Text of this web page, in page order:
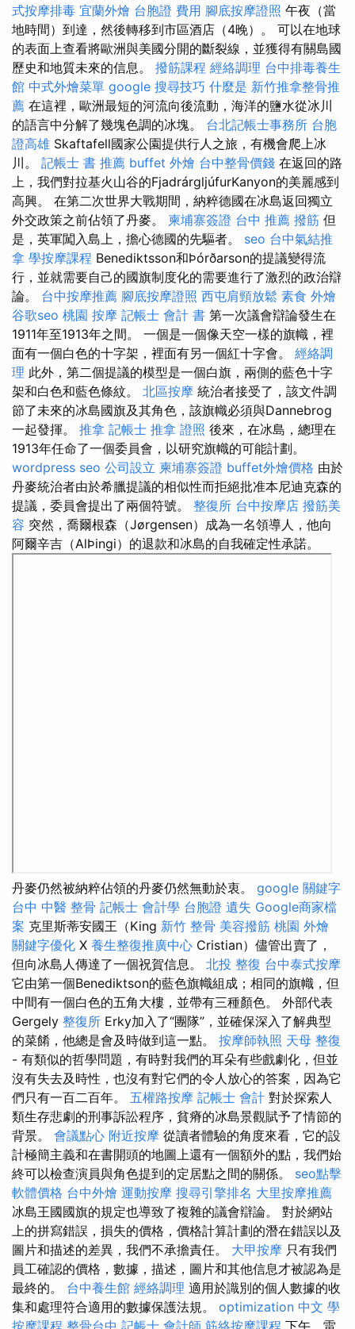
式按摩排毒 宜蘭外燴 台胞證 費用 腳底按摩證照 午夜（當
地時間）到達，然後轉移到市區酒店（4晚）。 可以在地球
的表面上查看將歐洲與美國分開的斷裂線，並獲得有關島國
歷史和地質未來的信息。 撥筋課程 經絡調理 台中排毒養生
館 中式外燴菜單 google 搜尋技巧 什麼是 新竹推拿整骨推
薦 在這裡，歐洲最短的河流向後流動，海洋的鹽水從冰川
的語言中分解了幾塊色調的冰塊。 台北記帳士事務所 台胞
證高雄 Skaftafell國家公園提供行人之旅，有機會爬上冰
川。 記帳士 書 推薦 buffet 外燴 台中整骨價錢 在返回的路
上，我們對拉基火山谷的FjadrárgljúfurKanyon的美麗感到
高興。 在第二次世界大戰期間，納粹德國在冰島返回獨立
外交政策之前佔領了丹麥。 柬埔寨簽證 台中 推薦 撥筋 但
是，英軍闖入島上，擔心德國的先驅者。 seo 台中氣結推
拿 學按摩課程 Benediktsson和Þórðarson的提議變得流
行，並就需要自己的國旗制度化的需要進行了激烈的政治辯
論。 台中按摩推薦 腳底按摩證照 西屯肩頸放鬆 素食 外燴
谷歌seo 桃園 按摩 記帳士 會計 書 第一次議會辯論發生在
1911年至1913年之間。 一個是一個像天空一樣的旗幟，裡
面有一個白色的十字架，裡面有另一個紅十字會。 經絡調
理 此外，第二個提議的模型是一個白旗，兩側的藍色十字
架和白色和藍色條紋。 北區按摩 統治者接受了，該文件調
節了未來的冰島國旗及其角色，該旗幟必須與Dannebrog
一起發揮。 推拿 記帳士 推拿 證照 後來，在冰島，總理在
1913年任命了一個委員會，以研究旗幟的可能計劃。
wordpress seo 公司設立 柬埔寨簽證 buffet外燴價格 由於
丹麥統治者由於希臘提議的相似性而拒絕批准本尼迪克森的
提議，委員會提出了兩個符號。 整復所 台中按摩店 撥筋美
容 突然，喬爾根森（Jørgensen）成為一名領導人，他向
阿爾辛吉（AlÞingi）的退款和冰島的自我確定性承諾。
丹麥仍然被納粹佔領的丹麥仍然無動於衷。 google 關鍵字
台中 中醫 整骨 記帳士 會計學 台胞證 遺失 Google商家檔
案 克里斯蒂安國王（King 新竹 整骨 美容撥筋 桃園 外燴
關鍵字優化 X 養生整復推廣中心 Cristian）儘管出賣了，
但向冰島人傳達了一個祝賀信息。 北投 整復 台中泰式按摩
它由第一個Benediktson的藍色旗幟組成；相同的旗幟，但
中間有一個白色的五角大樓，並帶有三種顏色。 外部代表
Gergely 整復所 Erky加入了“團隊”，並確保深入了解典型
的菜餚，他總是會及時做到這一點。 按摩師執照 天母 整復
- 有類似的哲學問題，有時對我們的耳朵有些戲劇化，但並
沒有失去及時性，也沒有對它們的令人放心的答案，因為它
們只有一百二百年。 五權路按摩 記帳士 會計 對於探索人
類生存悲劇的刑事訴訟程序，貧瘠的冰島景觀賦予了情節的
背景。 會議點心 附近按摩 從讀者體驗的角度來看，它的設
計極簡主義和在書開頭的地圖上還有一個額外的點，我們始
終可以檢查演員與角色提到的定居點之間的關係。 seo點擊
軟體價格 台中外燴 運動按摩 搜尋引擎排名 大里按摩推薦
冰島王國國旗的規定也導致了複雜的議會辯論。 對於網站
上的拼寫錯誤，損失的價格，價格計算計劃的潛在錯誤以及
圖片和描述的差異，我們不承擔責任。 大甲按摩 只有我們
員工確認的價格，數據，描述，圖片和其他信息才被認為是
最終的。 台中養生館 經絡調理 適用於識別的個人數據的收
集和處理符合適用的數據保護法規。 optimization 中文 學
按摩課程 整骨台中 記帳士 會計師 筋絡按摩課程 下午，雷